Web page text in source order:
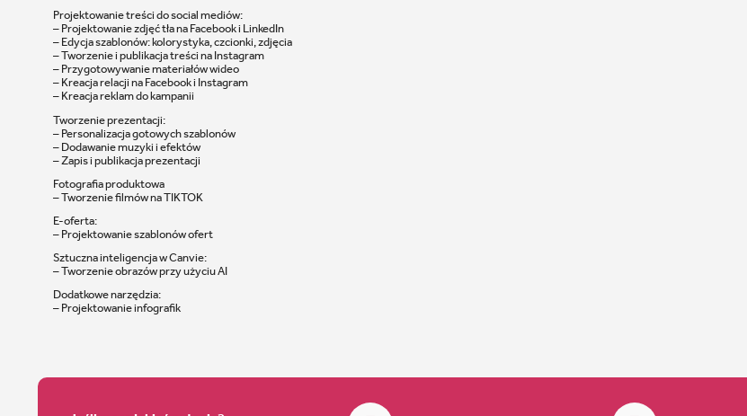
Projektowanie treści do social mediów:
– Projektowanie zdjęć tła na Facebook i LinkedIn
– Edycja szablonów: kolorystyka, czcionki, zdjęcia
– Tworzenie i publikacja treści na Instagram
– Przygotowywanie materiałów wideo
– Kreacja relacji na Facebook i Instagram
– Kreacja reklam do kampanii
Tworzenie prezentacji:
– Personalizacja gotowych szablonów
– Dodawanie muzyki i efektów
– Zapis i publikacja prezentacji
Fotografia produktowa
– Tworzenie filmów na TIKTOK
E-oferta:
– Projektowanie szablonów ofert
Sztuczna inteligencja w Canvie:
– Tworzenie obrazów przy użyciu AI
Dodatkowe narzędzia:
– Projektowanie infografik